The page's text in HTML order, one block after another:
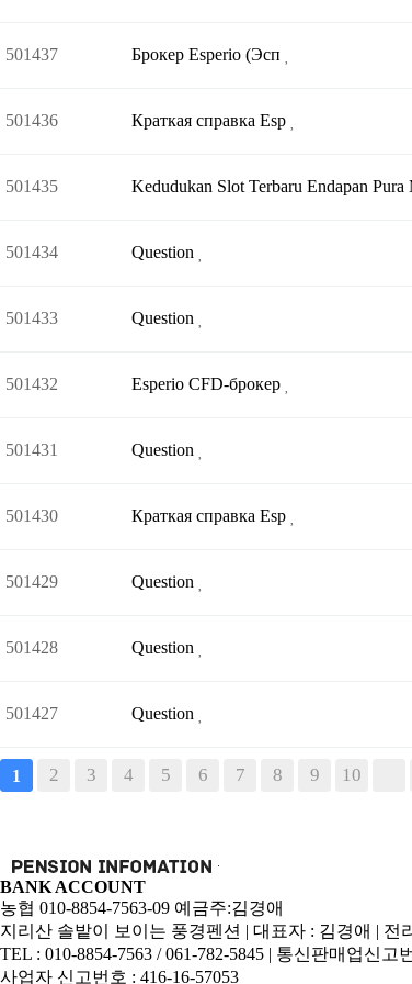
501437 Брокер Esperio (Эсп
501436 Краткая справка Esp
501435 Kedudukan Slot Terbaru Endapan
501434 Question
501433 Question
501432 Esperio CFD-брокер
501431 Question
501430 Краткая справка Esp
501429 Question
501428 Question
501427 Question
1 2 3 4 5 6 7 8 9 10
BANK ACCOUNT
농협 010-8854-7563-09 예금주:김경애
지리산 솔밭이 보이는 풍경펜션 | 대표자 : 김경애 | 전
TEL : 010-8854-7563 / 061-782-5845 | 통신판매업신고
사업자 신고번호 : 416-16-57053